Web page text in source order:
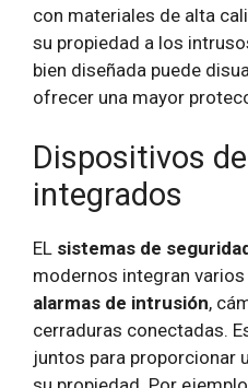
con materiales de alta
su propiedad a los
bien diseñada puede
ofrecer una mayor
Dispositivos
integrados
EL sistemas de
modernos integran
alarmas de intrusión,
cerraduras conectadas.
juntos para proporcionar